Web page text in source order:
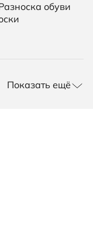
обуви
Показать ещё